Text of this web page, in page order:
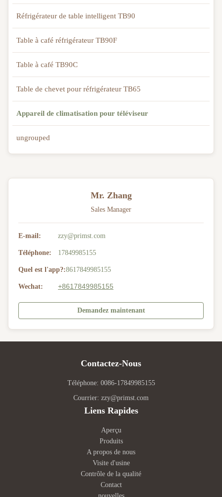
Réfrigérateur de table intelligent TB90
Table à café réfrigérateur TB90F
Table à café TB90C
Table de chevet pour réfrigérateur TB65
Appareil de climatisation pour téléviseur
ungrouped
Mr. Zhang
Sales Manager
E-mail: zzy@primst.com
Téléphone: 17849985155
Quel est l'app?:8617849985155
Wechat: +8617849985155
Demandez maintenant
Contactez-Nous
Téléphone: 0086-17849985155
Courrier: zzy@primst.com
Liens Rapides
Aperçu
Produits
A propos de nous
Visite d'usine
Contrôle de la qualité
Contact